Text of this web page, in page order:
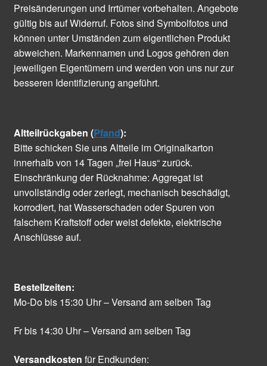
Preisänderungen und Irrtümer vorbehalten. Angebote
gültig bis auf Widerruf. Fotos sind Symbolfotos und
können unter Umständen zum eigentlichen Produkt
abweichen. Markennamen und Logos gehören den
jeweiligen Eigentümern und werden von uns nur zur
besseren Identifizierung angeführt.
Altteilrückgaben (Pfand):
Bitte schicken Sie uns Altteile im Originalkarton
innerhalb von 14 Tagen „frei Haus“ zurück.
Einschränkung der Rücknahme: Aggregat ist
unvollständig oder zerlegt, mechanisch beschädigt,
korrodiert, hat Wasserschaden oder Spuren von
falschem Kraftstoff oder weist defekte, elektrische
Anschlüsse auf.
Bestellzeiten:
Mo-Do bis 15:30 Uhr – Versand am selben Tag
Fr bis 14:30 Uhr – Versand am selben Tag
Versandkosten für Endkunden: